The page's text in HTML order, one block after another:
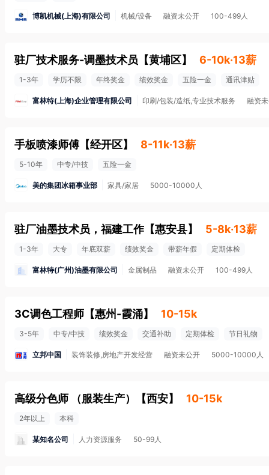
博凯机械(上海)有限公司 机械/设备 融资未公开 100-499人
驻厂技术服务-调墨技术员 【黄埔区】 6-10k·13薪
1-3年 学历不限 年终奖金 绩效奖金 五险一金 通讯津贴
富林特(上海)企业管理有限公司 印刷/包装/造纸,专业技术服务 融资
手板喷漆师傅 【经开区】 8-11k·13薪
5-10年 中专/中技 五险一金
美的集团冰箱事业部 家具/家居 5000-10000人
驻厂油墨技术员，福建工作 【惠安县】 5-8k·13薪
1-3年 大专 年底双薪 绩效奖金 带薪年假 定期体检
富林特(广州)油墨有限公司 金属制品 融资未公开 100-499人
3C调色工程师 【惠州-霞涌】 10-15k
3-5年 中专/中技 绩效奖金 交通补助 定期体检 节日礼物
立邦中国 装饰装修,房地产开发经营 融资未公开 5000-10000人
高级分色师 （服装生产） 【西安】 10-15k
2年以上 本科
某知名公司 人力资源服务 50-99人